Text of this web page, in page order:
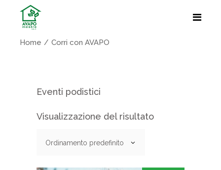
Home Corri con AVAPO
Eventi podistici
Visualizzazione del risultato
Ordinamento predefinito